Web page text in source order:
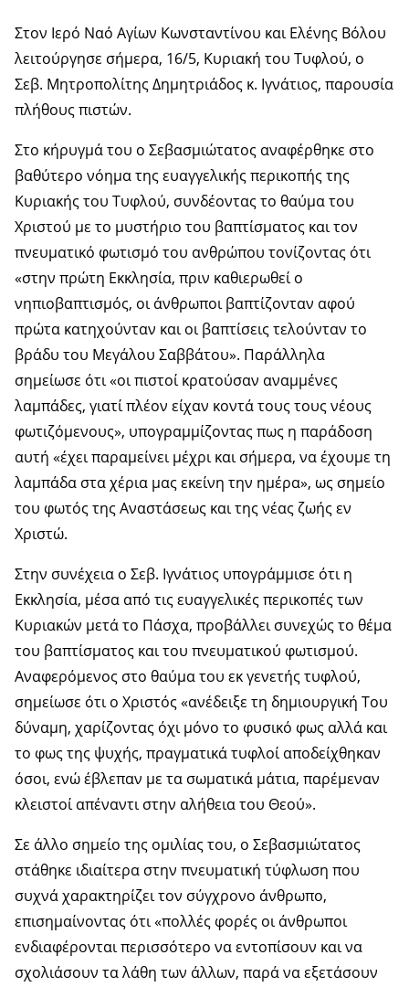
Στον Ιερό Ναό Αγίων Κωνσταντίνου και Ελένης Βόλου
λειτούργησε σήμερα, 16/5, Κυριακή του Τυφλού, ο
Σεβ. Μητροπολίτης Δημητριάδος κ. Ιγνάτιος, παρουσία
πλήθους πιστών.
Στο κήρυγμά του ο Σεβασμιώτατος αναφέρθηκε στο
βαθύτερο νόημα της ευαγγελικής περικοπής της
Κυριακής του Τυφλού, συνδέοντας το θαύμα του
Χριστού με το μυστήριο του βαπτίσματος και τον
πνευματικό φωτισμό του ανθρώπου τονίζοντας ότι
«στην πρώτη Εκκλησία, πριν καθιερωθεί ο
νηπιοβαπτισμός, οι άνθρωποι βαπτίζονταν αφού
πρώτα κατηχούνταν και οι βαπτίσεις τελούνταν το
βράδυ του Μεγάλου Σαββάτου». Παράλληλα
σημείωσε ότι «οι πιστοί κρατούσαν αναμμένες
λαμπάδες, γιατί πλέον είχαν κοντά τους τους νέους
φωτιζόμενους», υπογραμμίζοντας πως η παράδοση
αυτή «έχει παραμείνει μέχρι και σήμερα, να έχουμε τη
λαμπάδα στα χέρια μας εκείνη την ημέρα», ως σημείο
του φωτός της Αναστάσεως και της νέας ζωής εν
Χριστώ.
Στην συνέχεια ο Σεβ. Ιγνάτιος υπογράμμισε ότι η
Εκκλησία, μέσα από τις ευαγγελικές περικοπές των
Κυριακών μετά το Πάσχα, προβάλλει συνεχώς το θέμα
του βαπτίσματος και του πνευματικού φωτισμού.
Αναφερόμενος στο θαύμα του εκ γενετής τυφλού,
σημείωσε ότι ο Χριστός «ανέδειξε τη δημιουργική Του
δύναμη, χαρίζοντας όχι μόνο το φυσικό φως αλλά και
το φως της ψυχής, πραγματικά τυφλοί αποδείχθηκαν
όσοι, ενώ έβλεπαν με τα σωματικά μάτια, παρέμεναν
κλειστοί απέναντι στην αλήθεια του Θεού».
Σε άλλο σημείο της ομιλίας του, ο Σεβασμιώτατος
στάθηκε ιδιαίτερα στην πνευματική τύφλωση που
συχνά χαρακτηρίζει τον σύγχρονο άνθρωπο,
επισημαίνοντας ότι «πολλές φορές οι άνθρωποι
ενδιαφέρονται περισσότερο να εντοπίσουν και να
σχολιάσουν τα λάθη των άλλων, παρά να εξετάσουν